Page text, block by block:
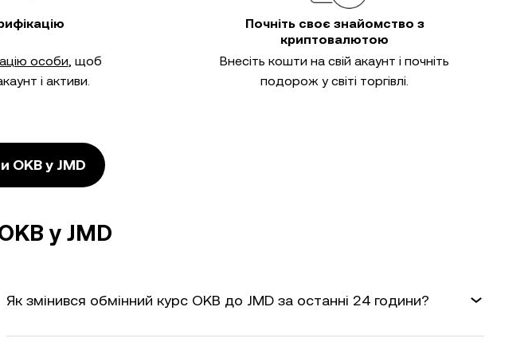
особи, щоб
і активи.
Почніть своє знайомство з
криптовалютою
Внесіть кошти на свій акаунт і почніть
подорож у світі торгівлі.
OKB у JMD
у JMD
Як змінився обмінний курс OKB до JMD за останні 24 години?